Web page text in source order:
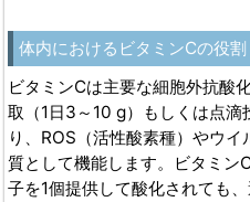
体内におけるビタミンCの役割
ビタミンCは主要な細胞外抗酸
取（1日3～10 g）もしくは点滴
り、ROS（活性酸素種）やウ
質として機能します。ビタミン
子を1個提供して酸化されても